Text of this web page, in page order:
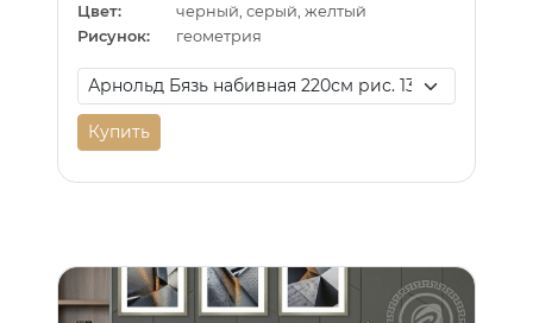
Цвет:
черный, серый, желтый
Рисунок:
геометрия
Купить